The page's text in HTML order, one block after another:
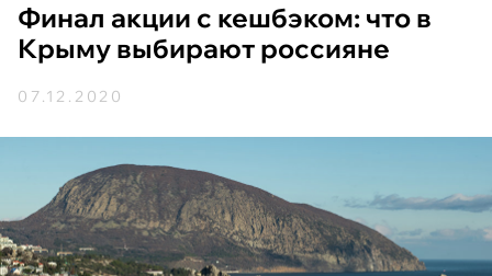
Финал акции с кешбэком: что в
Крыму выбирают россияне
07.12.2020